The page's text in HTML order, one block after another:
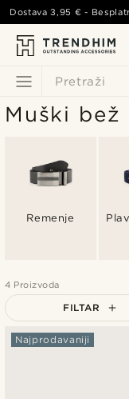
Pretraži
Dostava3,95 € -
Muški bež
Remenje
4 Proizvoda
FILTAR
Najprodavaniji